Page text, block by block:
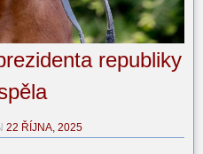
republiky
22 ŘÍJNA, 2025